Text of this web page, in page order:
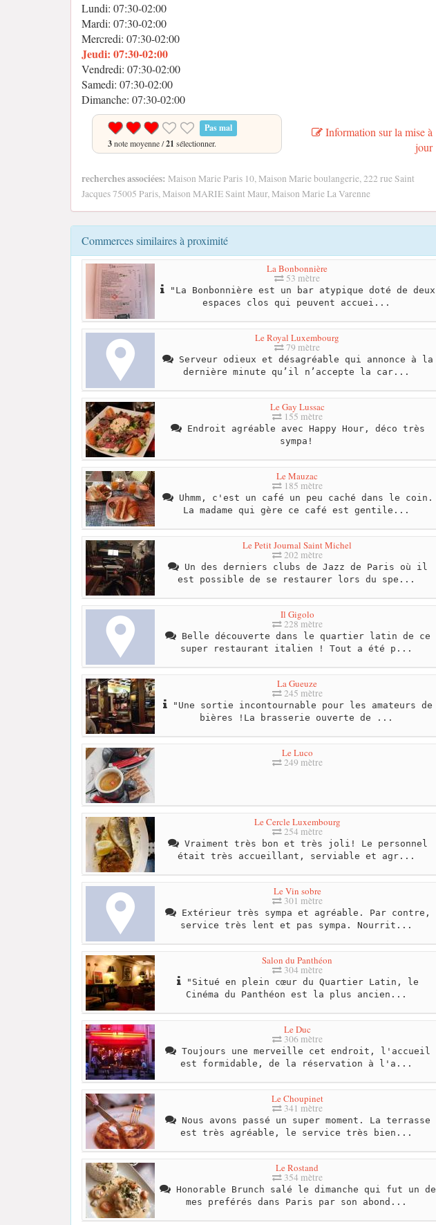
Lundi: 07:30-02:00
Mardi: 07:30-02:00
Mercredi: 07:30-02:00
Jeudi: 07:30-02:00
Vendredi: 07:30-02:00
Samedi: 07:30-02:00
Dimanche: 07:30-02:00
Pas mal
3note moyenne /21 sélectionner.
Information sur la mise à
jour
recherches associées: Maison Marie Paris 10, Maison Marie boulangerie, 222 rue Saint
Jacques 75005 Paris, Maison MARIE Saint Maur, Maison Marie La Varenne
Commerces similaires à proximité
La Bonbonnière
53 mètre
"La Bonbonnière est un bar atypique doté de deux
espaces clos qui peuvent accuei...
Le Royal Luxembourg
79 mètre
Serveur odieux et désagréable qui annonce à la
dernière minute qu’il n’accepte la car...
Le Gay Lussac
155 mètre
Endroit agréable avec Happy Hour, déco très
sympa!
Le Mauzac
185 mètre
Uhmm, c'est un café un peu caché dans le coin.
La madame qui gère ce café est gentile...
Le Petit Journal Saint Michel
202 mètre
Un des derniers clubs de Jazz de Paris où il
est possible de se restaurer lors du spe...
Il Gigolo
228 mètre
Belle découverte dans le quartier latin de ce
super restaurant italien ! Tout a été p...
La Gueuze
245 mètre
"Une sortie incontournable pour les amateurs de
bières !La brasserie ouverte de ...
Le Luco
249 mètre
Le Cercle Luxembourg
254 mètre
Vraiment très bon et très joli! Le personnel
était très accueillant, serviable et agr...
Le Vin sobre
301 mètre
Extérieur très sympa et agréable. Par contre,
service très lent et pas sympa. Nourrit...
Salon du Panthéon
304 mètre
"Situé en plein cœur du Quartier Latin, le
Cinéma du Panthéon est la plus ancien...
Le Duc
306 mètre
Toujours une merveille cet endroit, l'accueil
est formidable, de la réservation à l'a...
Le Choupinet
341 mètre
Nous avons passé un super moment. La terrasse
est très agréable, le service très bien...
Le Rostand
354 mètre
Honorable Brunch salé le dimanche qui fut un de
mes preférés dans Paris par son abond...